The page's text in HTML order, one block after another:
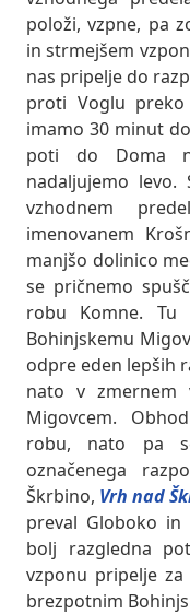
položi, vzpne, pa
in strmejšem
nas pripelje do
proti Voglu
imamo 30 minut
poti do Doma
nadaljujemo
vzhodnem
imenovanem
manjšo dolinico
se pričnemo
robu Komne.
Bohinjskemu
odpre eden lepših
nato v zmernem
Migovcem.
robu, nato pa
označenega
Škrbino, Vrh nad
preval Globoko in
bolj razgledna
vzponu pripelje
brezpotnim